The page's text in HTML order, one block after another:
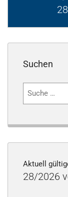
Suchen
Suchen
Aktuell
28/2026